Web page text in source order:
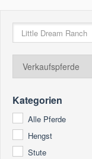
Kategorien
Alle Pferde
Hengst
Stute